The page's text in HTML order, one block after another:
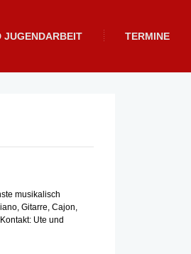
JUGENDARBEIT TERMINE
musikalisch
Gitarre, Cajon,
Ute und